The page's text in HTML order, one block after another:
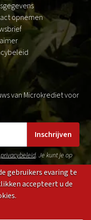
opnemen
van Microkrediet voor
Inschrijven
privacybeleid. Je kunt je op
gebruikers evaring te
accepteert u de